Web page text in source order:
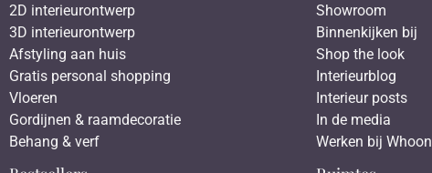
2D interieurontwerp
3D interieurontwerp
Afstyling aan huis
Gratis personal shopping
Vloeren
Gordijnen & raamdecoratie
Behang & verf
Showroom
Binnenkijken bij
Shop the look
Interieurblog
Interieur posts
In de media
Werken bij Whoon